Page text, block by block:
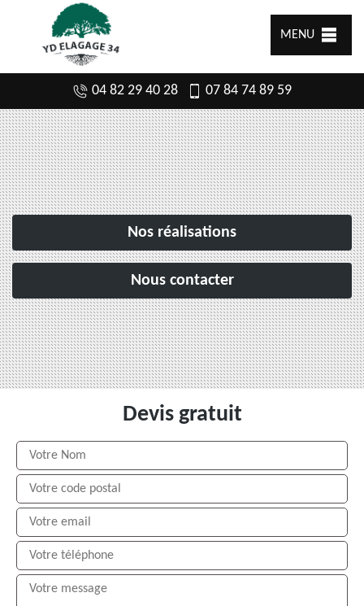
MENU
04 82 29 40 28 07 84 74 89 59
Nos réalisations
Nous contacter
Devis gratuit